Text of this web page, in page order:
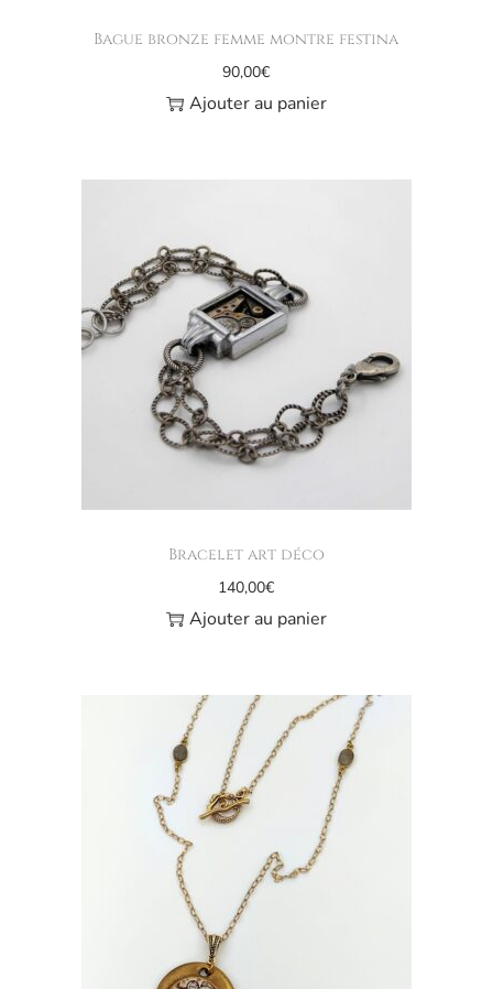
Bague bronze femme montre festina
90,00€
Ajouter au panier
Bracelet art déco
140,00€
Ajouter au panier